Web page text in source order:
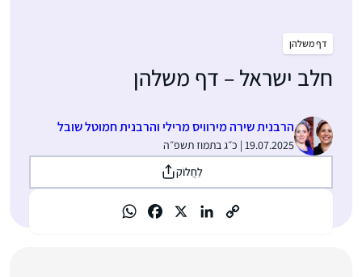
דף משלהן
חלב ישראל – דף משלהן
הרבנית שירה מירוויס מרילי והרבנית חמוטל שובל
19.07.2025 | כ״ג בתמוז תשפ״ה
לַחֲלוֹק